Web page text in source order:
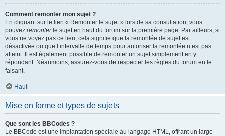
Comment remonter mon sujet ?
En cliquant sur le lien « Remonter le sujet » lors de sa consultation, vous
pouvez remonterle sujet en haut du forum sur la première page. Par ailleurs, si
vous ne voyez pas ce lien, cela signifie que la remontée de sujet est
désactivée ou que l’intervalle de temps pour autoriser la remontée n’est pas
atteint. Il est également possible de remonter un sujet simplement en y
répondant. Néanmoins, assurez-vous de respecter les règles du forum en le
faisant.
Haut
Mise en forme et types de sujets
Que sont les BBCodes ?
Le BBCode est une implantation spéciale au langage HTML, offrant un large